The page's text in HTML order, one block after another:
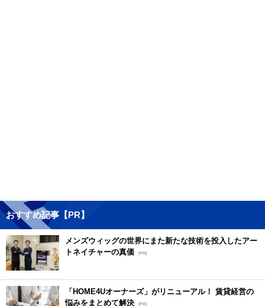
おすすめ記事【PR】
メンズウィッグの世界にまた新たな技術を投入したアー
トネイチャーの真価 [PR]
「HOME4Uオーナーズ」がリニューアル！ 賃貸経営の
悩みをまとめて解決 [PR]